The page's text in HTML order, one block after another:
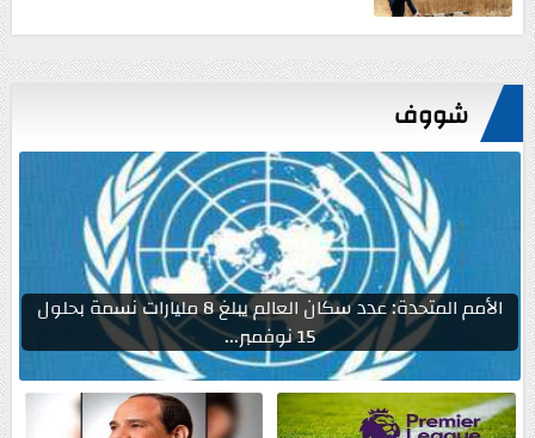
شووف
الأمم المتحدة: عدد سكان العالم يبلغ 8 مليارات نسمة بحلول
15 نوفمبر...